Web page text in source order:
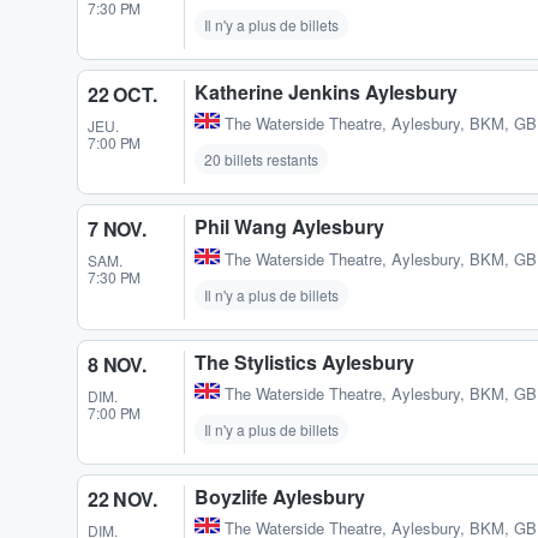
7:30 PM
Il n'y a plus de billets
22 OCT.
JEU.
7:00 PM
Katherine Jenkins Aylesbury
The Waterside Theatre, Aylesbury, BKM, GB
20 billets restants
7 NOV.
SAM.
7:30 PM
Phil Wang Aylesbury
The Waterside Theatre, Aylesbury, BKM, GB
Il n'y a plus de billets
8 NOV.
DIM.
7:00 PM
The Stylistics Aylesbury
The Waterside Theatre, Aylesbury, BKM, GB
Il n'y a plus de billets
22 NOV.
DIM.
Boyzlife Aylesbury
The Waterside Theatre, Aylesbury, BKM, GB